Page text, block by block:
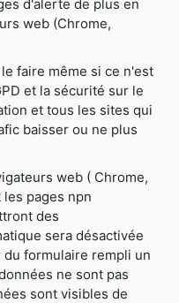
d'alerte de plus en
web (Chrome,
faire même si ce n'est
et la sécurité sur le
et tous les sites qui
baisser ou ne plus
web ( Chrome,
les pages npn
des
sera désactivée
formulaire rempli un
ne sont pas
sont visibles de